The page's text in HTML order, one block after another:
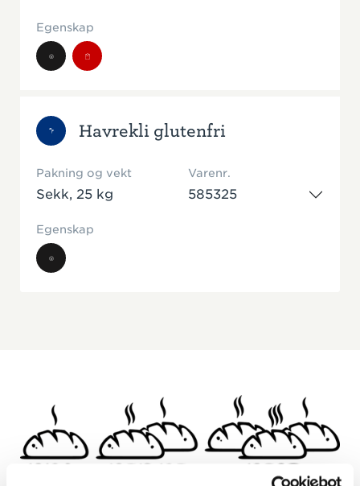
Egenskap
Havrekli glutenfri
Pakning og vekt
Sekk, 25 kg
Varenr.
585325
Egenskap